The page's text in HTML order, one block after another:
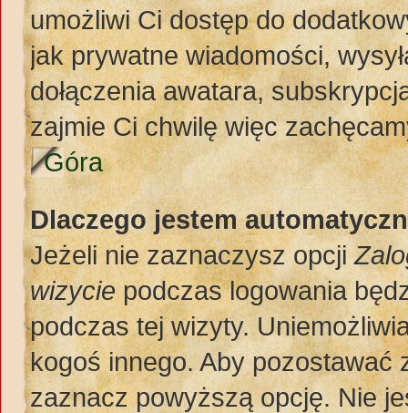
umożliwi Ci dostęp do
jak prywatne wiadomości,
dołączenia awatara,
zajmie Ci chwilę więc
Góra
Dlaczego jestem
Jeżeli nie zaznaczysz opcji
wizyciepodczas logowania
podczas tej wizyty.
kogoś innego. Aby
zaznacz powyższą opcję. Nie